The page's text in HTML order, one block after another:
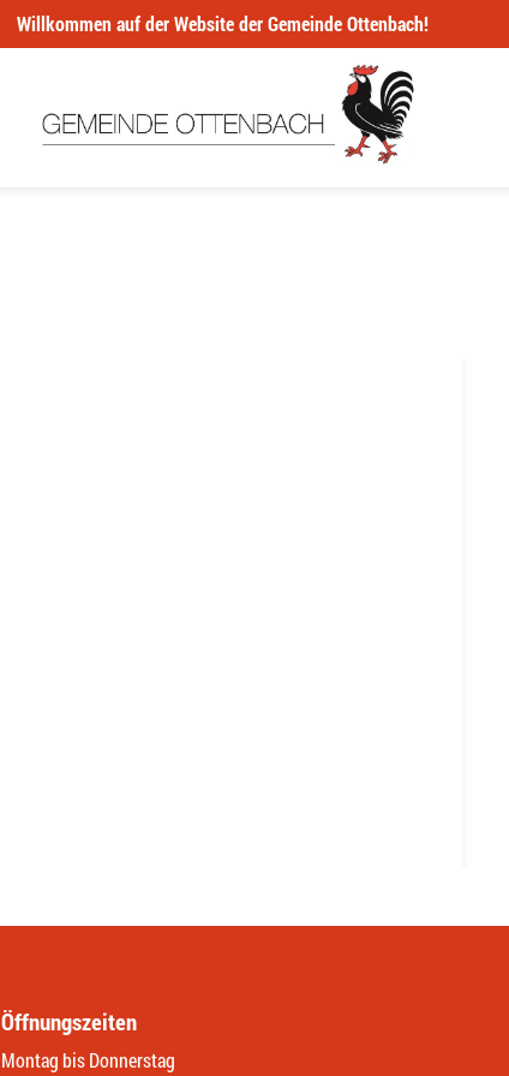
Willkommen auf der Website der Gemeinde Ottenbach!
Öffnungszeiten
Montag bis Donnerstag